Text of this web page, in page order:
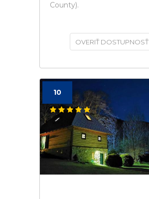
County).
OVERIŤ DOSTUPNOSŤ
10